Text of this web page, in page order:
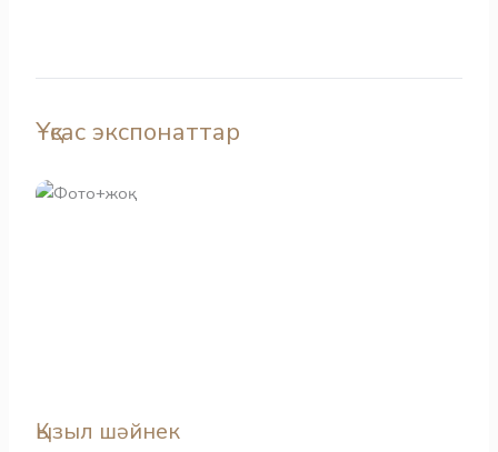
Ұқсас экспонаттар
Қызыл шәйнек